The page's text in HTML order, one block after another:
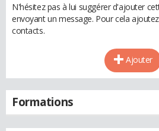
N'hésitez pas à lui suggérer d'ajouter
envoyant un message. Pour cela
contacts.
Ajouter
Formations